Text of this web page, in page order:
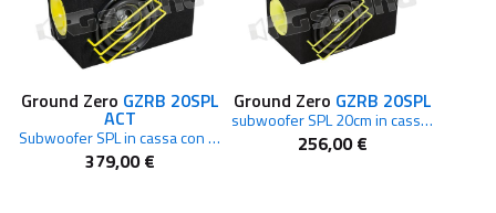
Ground Zero GZRB 20SPL
ACT
Subwoofer SPL in cassa con ventilazione attiva da 20 cm / 8?
379,00 €
Ground Zero GZRB 20SPL
subwoofer SPL 20cm in cassa reflex
256,00 €